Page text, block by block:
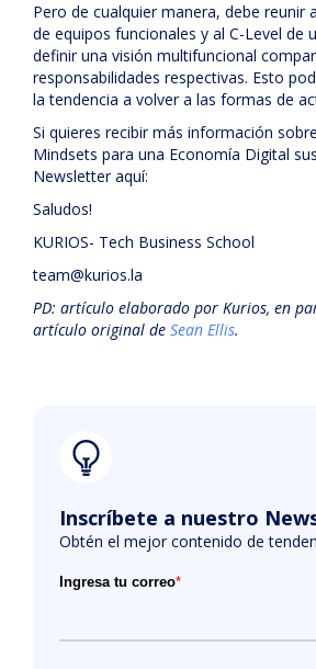
Pero de cualquier manera, debe reunir
de equipos funcionales y al C-Level de
definir una visión multifuncional
responsabilidades respectivas. Esto
la tendencia a volver a las formas de
Si quieres recibir más información
Mindsets para una Economía Digital
Newsletter aquí:
Saludos!
KURIOS- Tech Business School
team@kurios.la
PD: artículo elaborado por Kurios, en
artículo original de Sean Ellis.
Inscríbete a nuestro
Obtén el mejor contenido de